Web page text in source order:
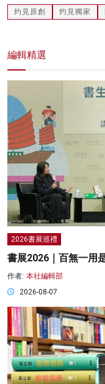
灼見原創 灼見獨家
編輯精選
2026書展巡禮
書展2026｜百無一用
作者: 本社編輯部
2026-08-07